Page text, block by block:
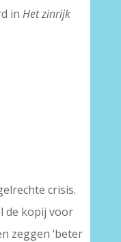
in Het zinrijk
crisis.
de kopij voor
zeggen ‘beter